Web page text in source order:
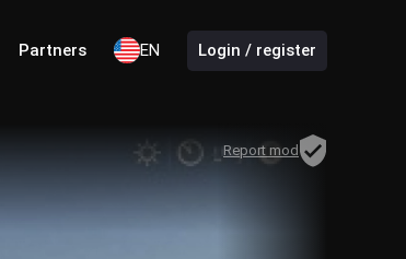
Partners EN Login / register
Report mod